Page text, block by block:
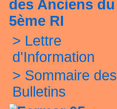
des Anciens du
5ème RI
> Lettre
d'Information
> Sommaire des
Bulletins